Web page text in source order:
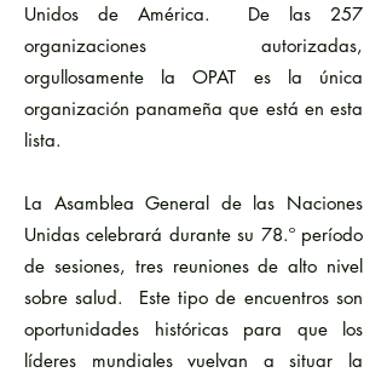
Unidos de América. De las 257
organizaciones autorizadas,
orgullosamente la OPAT es la única
organización panameña que está en esta
lista.
La Asamblea General de las Naciones
Unidas celebrará durante su 78.º período
de sesiones, tres reuniones de alto nivel
sobre salud. Este tipo de encuentros son
oportunidades históricas para que los
líderes mundiales vuelvan a situar la